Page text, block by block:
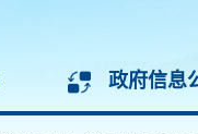
政府信息